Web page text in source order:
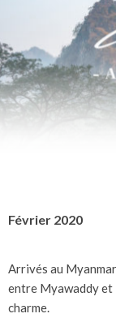
Février 2020
Arrivés au
entre Myawaddy et
charme.